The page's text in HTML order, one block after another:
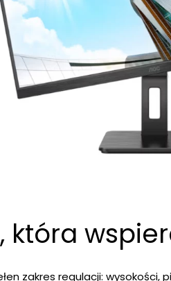
która
zakres regulacji: